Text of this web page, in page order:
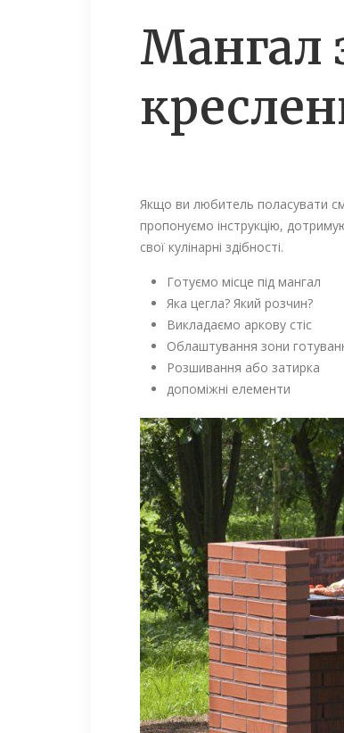
Мангал
Якщо ви любитель поласувати
пропонуємо інструкцію,
свої кулінарні здібності.
Готуємо місце під мангал
Яка цегла? Який розчин?
Викладаємо аркову стіс
Облаштування зони
Розшивання або затирка
допоміжні елементи